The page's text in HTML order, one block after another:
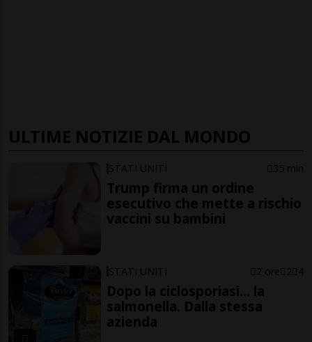
ULTIME NOTIZIE DAL MONDO
STATI UNITI 35 min
Trump firma un ordine
esecutivo che mette a rischio
vaccini su bambini
STATI UNITI 2 ore 2 4
Dopo la ciclosporiasi... la
salmonella. Dalla stessa
azienda